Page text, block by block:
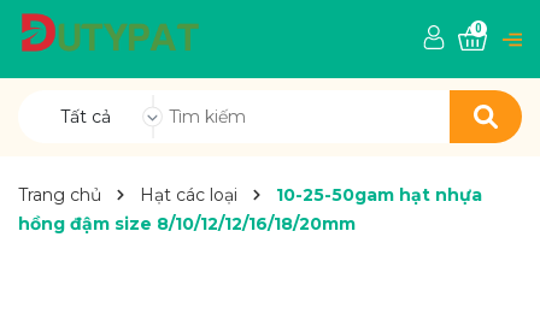
Tất cả
0
Trang chủ Hạt các loại
10-25-50gam hạt nhựa
hồng đậm size 8/10/12/12/16/18/20mm